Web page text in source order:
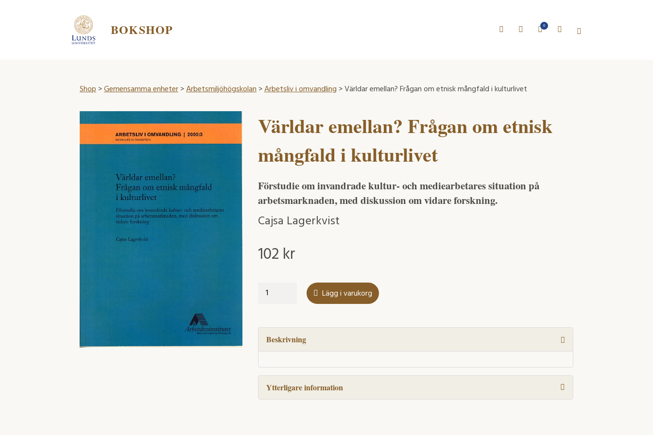
BOKSHOP 0
Shop>Gemensamma enheter>Arbetsmiljöhögskolan>Arbetsliv i omvandling > Världar emellan? Frågan om etnisk mångfald i kulturlivet
Världar emellan? Frågan om etnisk
mångfald i kulturlivet
Förstudie om invandrade kultur- och mediearbetares situation på
arbetsmarknaden, med diskussion om vidare forskning.
Cajsa Lagerkvist
102 kr
Världar
om
etnisk
mångfald
i
kulturlivet
mängd
Lägg i varukorg
Beskrivning
Ytterligare information